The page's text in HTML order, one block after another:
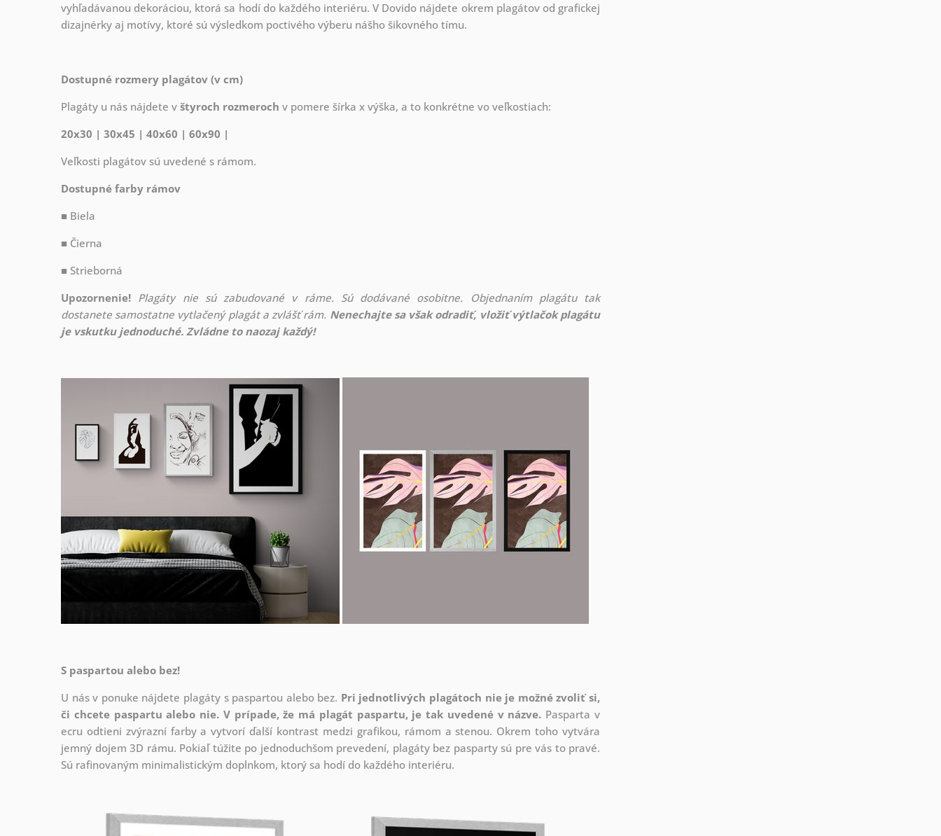
vyhľadávanou dekoráciou, ktorá sa hodí do každého interiéru. V Dovido nájdete okrem plagátov od grafickej
dizajnérky aj motívy, ktoré sú výsledkom poctivého výberu nášho šikovného tímu.
Dostupné rozmery plagátov (v cm)
Plagáty u nás nájdete v štyroch rozmeroch v pomere šírka x výška, a to konkrétne vo veľkostiach:
20x30 | 30x45 | 40x60 | 60x90 |
Veľkosti plagátov sú uvedené s rámom.
Dostupné farby rámov
■ Biela
■ Čierna
■ Strieborná
Upozornenie! Plagáty nie sú zabudované v ráme. Sú dodávané osobitne. Objednaním plagátu tak
dostanete samostatne vytlačený plagát a zvlášť rám. Nenechajte sa však odradiť, vložiť výtlačok plagátu
je vskutku jednoduché. Zvládne to naozaj každý!
S paspartou alebo bez!
U nás v ponuke nájdete plagáty s paspartou alebo bez. Pri jednotlivých plagátoch nie je možné zvoliť si,
či chcete paspartu alebo nie. V prípade, že má plagát paspartu, je tak uvedené v názve. Pasparta v
ecru odtieni zvýrazní farby a vytvorí ďalší kontrast medzi grafikou, rámom a stenou. Okrem toho vytvára
jemný dojem 3D rámu. Pokiaľ túžite po jednoduchšom prevedení, plagáty bez pasparty sú pre vás to pravé.
Sú rafinovaným minimalistickým doplnkom, ktorý sa hodí do každého interiéru.